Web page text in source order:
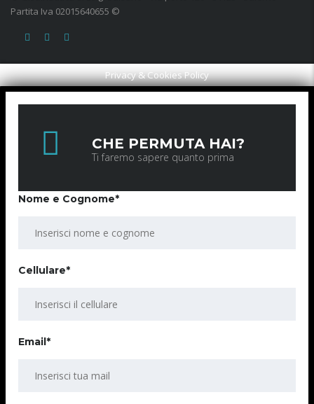
Partita Iva 02015640655 ©
Privacy & Cookies Policy
CHE PERMUTA HAI?
Ti faremo sapere quanto prima
Nome e Cognome*
Cellulare*
Email*